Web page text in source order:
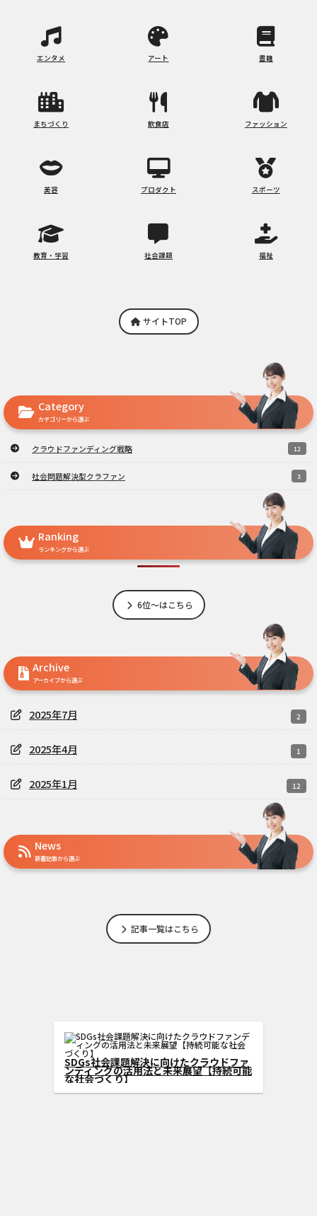
エンタメ アート 書籍
まちづくり 飲食店 ファッション
美容 プロダクト スポーツ
教育・学習 社会課題 福祉
サイトTOP
Category
カテゴリーから選ぶ
クラウドファンディング戦略 12
社会問題解決型クラファン 3
Ranking
ランキングから選ぶ
6位～はこちら
Archive
アーカイブから選ぶ
2025年7月 2
2025年4月 1
2025年1月 12
News
新着記事から選ぶ
記事一覧はこちら
SDGs社会課題解決に向けたクラウドフ
ンディングの活用法と未来展望【持続可
な社会づくり】